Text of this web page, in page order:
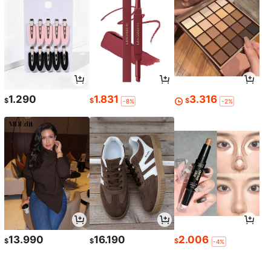
$1.290 $1.831 -8% $3.316 -2%
$13.990 $16.190 $2.006 -4%